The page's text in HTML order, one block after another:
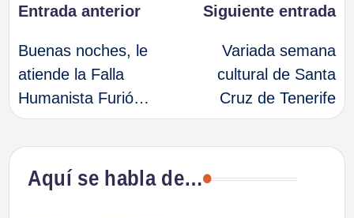
Navegación
de
entradas
Entrada anterior
Buenas noches, le
atiende la Falla
Humanista Furió…
Siguiente entrada
Variada semana
cultural de Santa
Cruz de Tenerife
Aquí se habla de…